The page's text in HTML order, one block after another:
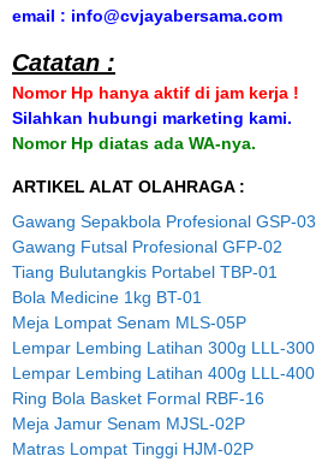
email : info@cvjayabersama.com
Catatan :
Nomor Hp hanya aktif di jam kerja !
Silahkan hubungi marketing kami.
Nomor Hp diatas ada WA-nya.
ARTIKEL ALAT OLAHRAGA :
Gawang Sepakbola Profesional GSP-03
Gawang Futsal Profesional GFP-02
Tiang Bulutangkis Portabel TBP-01
Bola Medicine 1kg BT-01
Meja Lompat Senam MLS-05P
Lempar Lembing Latihan 300g LLL-300
Lempar Lembing Latihan 400g LLL-400
Ring Bola Basket Formal RBF-16
Meja Jamur Senam MJSL-02P
Matras Lompat Tinggi HJM-02P